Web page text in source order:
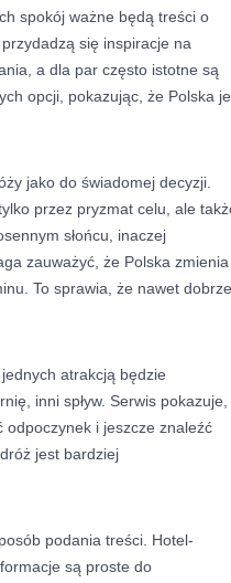
spokój ważne będą treści o
się inspiracje na
a dla par często istotne są
opcji, pokazując, że Polska
jako do świadomej decyzji.
przez pryzmat celu, ale
słońcu, inaczej
zauważyć, że Polska zmienia
To sprawia, że nawet dobrze
atrakcją będzie
inni spływ. Serwis pokazuje,
odpoczynek i jeszcze znaleźć
jest bardziej
podania treści. Hotel-
są proste do